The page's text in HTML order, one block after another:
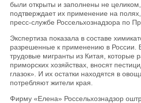
были открыты и заполнены не целиком,
подтверждает их применение на
пресс-службе Россельхознадзора по
Экспертиза показала в составе
разрешенные к применению в России.
трудовые мигранты из Китая, которые
приморских хозяйствах, вносят
глазок». И их остатки находятся в
потребляют жители края.
Фирму «Елена» Россельхознадзор